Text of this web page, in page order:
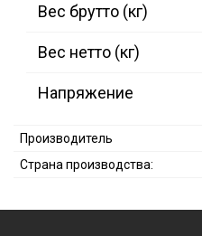
Вес брутто (кг)
Вес нетто (кг)
Напряжение
Производитель
Страна производства: